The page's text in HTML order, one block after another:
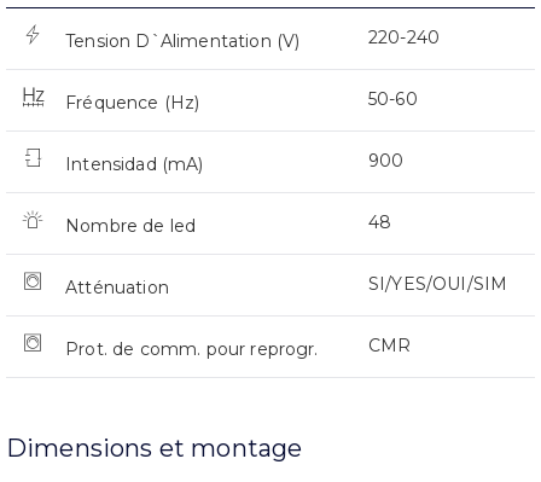
Tension D`Alimentation (V) 220-240
Fréquence (Hz) 50-60
Intensidad (mA) 900
Nombre de led 48
Atténuation SI/YES/OUI/SIM
Prot. de comm. pour reprogr. CMR
Dimensions et montage